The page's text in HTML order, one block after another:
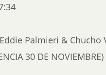
Palmieri & Chucho
30 DE